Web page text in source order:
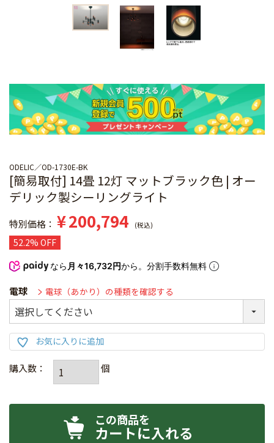
ODELIC OD-1730E-BK
[簡易取付] 14畳 12灯 マットブラック色 | オー
デリック製シーリングライト
特別価格 ¥200,794 税込
52.2% OFF
なら 月々16,732円から。分割手数料無料
電球 電球（あかり）の種類を確認する
カートに入れる